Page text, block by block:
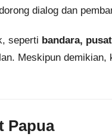
dialog dan
seperti bandara,
Meskipun demikian,
Papua